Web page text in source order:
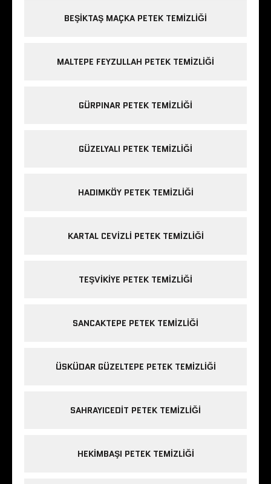
BEŞIKTAŞ MAÇKA PETEK TEMIZLIĞI
MALTEPE FEYZULLAH PETEK TEMIZLIĞI
GÜRPINAR PETEK TEMIZLIĞI
GÜZELYALI PETEK TEMIZLIĞI
HADIMKÖY PETEK TEMIZLIĞI
KARTAL CEVIZLI PETEK TEMIZLIĞI
TEŞVIKIYE PETEK TEMIZLIĞI
SANCAKTEPE PETEK TEMIZLIĞI
ÜSKÜDAR GÜZELTEPE PETEK TEMIZLIĞI
SAHRAYICEDIT PETEK TEMIZLIĞI
HEKIMBAŞI PETEK TEMIZLIĞI